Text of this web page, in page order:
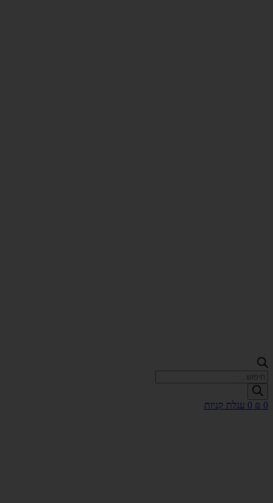
Products
search
₪ 0
0 עגלת קניות